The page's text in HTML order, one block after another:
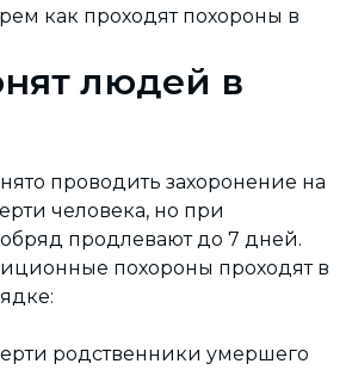
как проходят похороны в
людей в
проводить захоронение на
человека, но при
продлевают до 7 дней.
похороны проходят в
родственники умершего